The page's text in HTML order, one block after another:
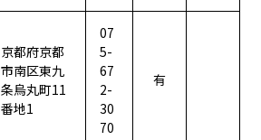
京都府京都
市南区東九
条烏丸町11
番地1
07
5-
67
2-
30
70
有